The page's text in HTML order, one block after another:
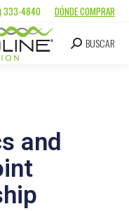
333-4840 DÓNDE COMPRAR
BUSCAR
and